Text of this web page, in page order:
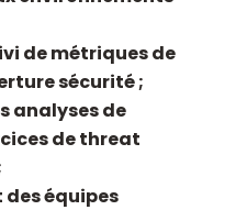
de métriques de
sécurité ;
analyses de
dethreat
équipes